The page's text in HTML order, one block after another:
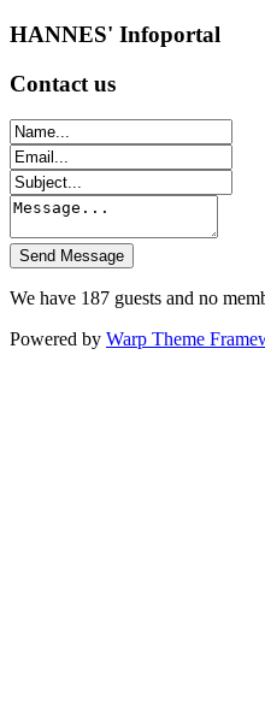
HANNES' Infoportal
Contact us
We have 187 guests and no
Powered by Warp Theme